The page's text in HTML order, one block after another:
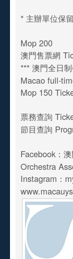
* 主辦單位保
Mop 200
澳門售票網
*** 澳門全日
Macao full-
Mop 150
票務查詢
節目查詢
Facebook：
Orchestra
Instagram：